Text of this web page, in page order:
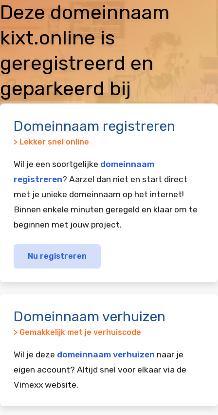
Deze domeinnaam
kixt.online is
geregistreerd en
geparkeerd bij
Domeinnaam registreren
> Lekker snel online
Wil je een soortgelijke domeinnaam
registreren? Aarzel dan niet en start direct
met je unieke domeinnaam op het internet!
Binnen enkele minuten geregeld en klaar om te
beginnen met jouw project.
Nu registreren
Domeinnaam verhuizen
> Gemakkelijk met je verhuiscode
Wil je deze domeinnaam verhuizen naar je
eigen account? Altijd snel voor elkaar via de
Vimexx website.